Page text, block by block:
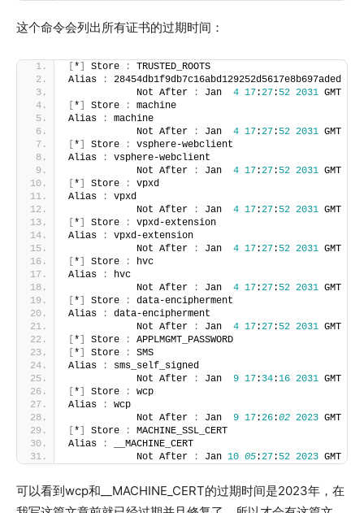
这个命令会列出所有证书的过期时间：
* Store :
TRUSTED_ROOTS
Alias
:
28454db1f9db7c16abd129252d5617e8b697aded
            Not After
: Jan 4 17:27: 52 2031 GMT
* Store :
machine
Alias
:
machine
            Not After
: Jan 4 17:27: 52 2031 GMT
* Store :
vsphere-webclient
Alias
:
vsphere-webclient
            Not After
: Jan 4 17:27: 52 2031 GMT
* Store :
vpxd
Alias
:
vpxd
            Not After
: Jan 4 17:27: 52 2031 GMT
* Store :
vpxd-extension
Alias
:
vpxd-extension
            Not After
: Jan 4 17:27: 52 2031 GMT
* Store :
hvc
Alias
:
hvc
            Not After
: Jan 4 17:27: 52 2031 GMT
* Store :
data-encipherment
Alias
:
data-encipherment
            Not After
: Jan 4 17:27: 52 2031 GMT
* Store :
APPLMGMT_PASSWORD
* Store :
SMS
Alias
:
sms_self_signed
            Not After
: Jan 9 17: 34:16 2031 GMT
* Store :
wcp
Alias
:
wcp
            Not After
: Jan 9 17:26:02 2023 GMT
* Store :
MACHINE_SSL_CERT
Alias
:
__MACHINE_CERT
            Not After
: Jan 10 05:27: 52 2023 GMT
可以看到wcp和__MACHINE_CERT的过期时间是2023年，在